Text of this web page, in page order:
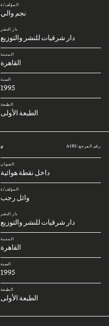
المؤلف/ة
نجم والي
دار النشر
دار شرقيات للنشر والتوزيع
المدينة
القاهرة
السنة
1995
الطبعة
الطبعة الأولى
رقم المرجع: A193 #
العنوان
داخل نقطة هوائية
المؤلف/ة
وائل رجب
دار النشر
دار شرقيات للنشر والتوزيع
المدينة
القاهرة
السنة
1995
الطبعة
الطبعة الأولى